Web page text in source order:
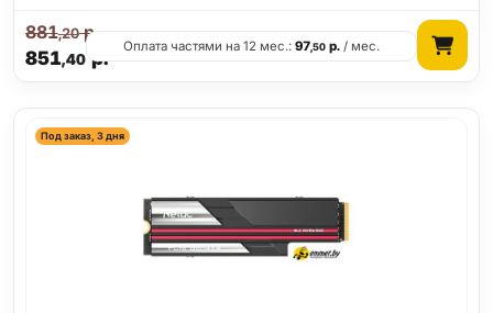
851,40р.
881,20р.
Оплата частями на 12 мес.:97,50 р. / мес.
Под заказ, 3 дня